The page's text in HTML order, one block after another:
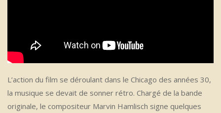
L’action du film se déroulant dans le Chicago des années 30,
la musique se devait de sonner rétro. Chargé de la bande
originale, le compositeur Marvin Hamlisch signe quelques